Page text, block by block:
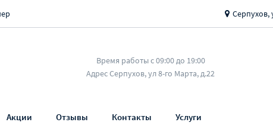
Серпухов,
Время работы с 09:00 до 19:00
Адрес Серпухов, ул 8-го Марта, д.22
Акции Отзывы Контакты Услуги